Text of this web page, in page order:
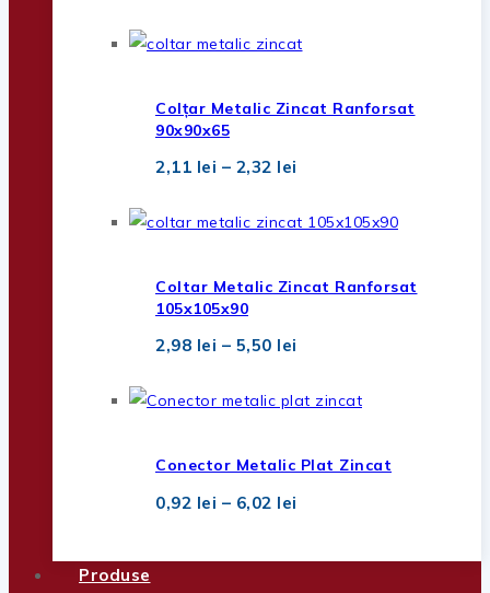
1,41 lei
3,45 lei
Colțar Metalic Zincat Ranforsat
90x90x65
2,11 lei – 2,32 lei
2,11 lei
2,32 lei
Coltar Metalic Zincat Ranforsat
105x105x90
2,98 lei – 5,50 lei
2,98 lei
5,50 lei
Conector Metalic Plat Zincat
0,92 lei – 6,02 lei
Produse